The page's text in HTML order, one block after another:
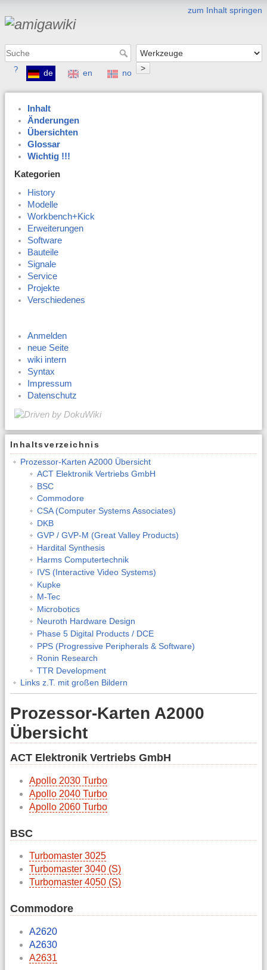
zum Inhalt springen
>
? de en no
Inhalt
Änderungen
Übersichten
Glossar
Wichtig !!!
Kategorien
History
Modelle
Workbench+Kick
Erweiterungen
Software
Bauteile
Signale
Service
Projekte
Verschiedenes
Anmelden
neue Seite
wiki intern
Syntax
Impressum
Datenschutz
Inhaltsverzeichnis
Prozessor-Karten A2000 Übersicht
ACT Elektronik Vertriebs GmbH
BSC
Commodore
CSA (Computer Systems Associates)
DKB
GVP / GVP-M (Great Valley Products)
Hardital Synthesis
Harms Computertechnik
IVS (Interactive Video Systems)
Kupke
M-Tec
Microbotics
Neuroth Hardware Design
Phase 5 Digital Products / DCE
PPS (Progressive Peripherals & Software)
Ronin Research
TTR Development
Links z.T. mit großen Bildern
Prozessor-Karten A2000
Übersicht
ACT Elektronik Vertriebs GmbH
Apollo 2030 Turbo
Apollo 2040 Turbo
Apollo 2060 Turbo
BSC
Turbomaster 3025
Turbomaster 3040 (S)
Turbomaster 4050 (S)
Commodore
A2620
A2630
A2631